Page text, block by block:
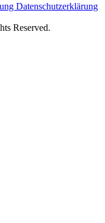
Datenschutzerklärung
Reserved.